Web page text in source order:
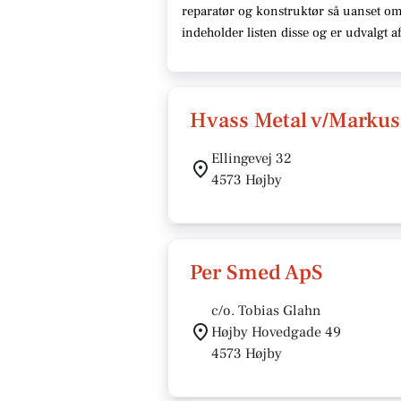
reparatør og konstruktør så uanset
indeholder listen disse og er udvalgt
Hvass Metal v/
Ellingevej 32
4573 Højby
Per Smed ApS
c/o. Tobias Glahn
Højby Hovedgade 49
4573 Højby